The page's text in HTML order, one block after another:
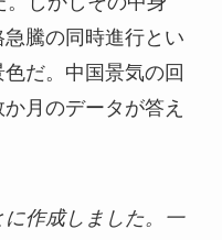
騰の同時進行とい
だ。中国景気の回
月のデータが答え
に作成しました。一